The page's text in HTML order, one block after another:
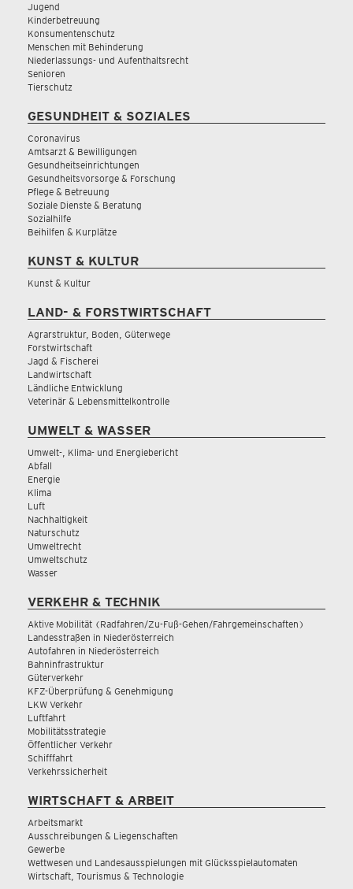
Jugend
Kinderbetreuung
Konsumentenschutz
Menschen mit Behinderung
Niederlassungs- und Aufenthaltsrecht
Senioren
Tierschutz
GESUNDHEIT & SOZIALES
Coronavirus
Amtsarzt & Bewilligungen
Gesundheitseinrichtungen
Gesundheitsvorsorge & Forschung
Pflege & Betreuung
Soziale Dienste & Beratung
Sozialhilfe
Beihilfen & Kurplätze
KUNST & KULTUR
Kunst & Kultur
LAND- & FORSTWIRTSCHAFT
Agrarstruktur, Boden, Güterwege
Forstwirtschaft
Jagd & Fischerei
Landwirtschaft
Ländliche Entwicklung
Veterinär & Lebensmittelkontrolle
UMWELT & WASSER
Umwelt-, Klima- und Energiebericht
Abfall
Energie
Klima
Luft
Nachhaltigkeit
Naturschutz
Umweltrecht
Umweltschutz
Wasser
VERKEHR & TECHNIK
Aktive Mobilität (Radfahren/Zu-Fuß-Gehen/Fahrgemeinschaften)
Landesstraßen in Niederösterreich
Autofahren in Niederösterreich
Bahninfrastruktur
Güterverkehr
KFZ-Überprüfung & Genehmigung
LKW Verkehr
Luftfahrt
Mobilitätsstrategie
Öffentlicher Verkehr
Schifffahrt
Verkehrssicherheit
WIRTSCHAFT & ARBEIT
Arbeitsmarkt
Ausschreibungen & Liegenschaften
Gewerbe
Wettwesen und Landesausspielungen mit Glücksspielautomaten
Wirtschaft, Tourismus & Technologie